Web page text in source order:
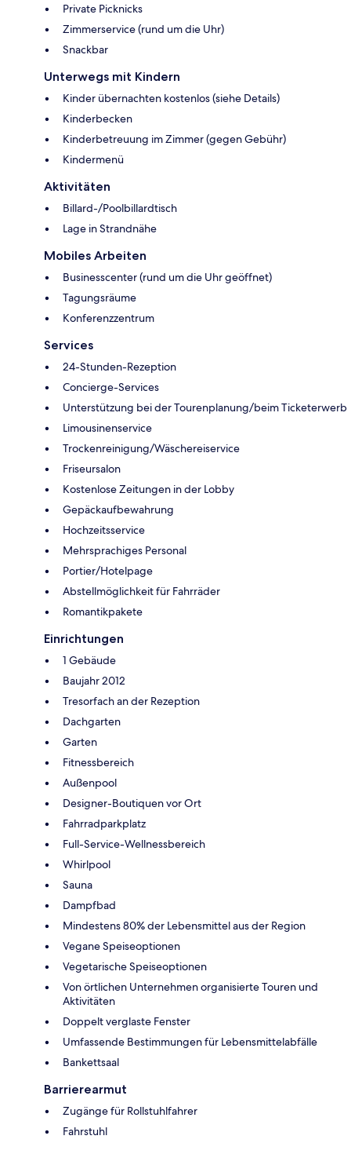
Private Picknicks
Zimmerservice (rund um die Uhr)
Snackbar
Unterwegs mit Kindern
Kinder übernachten kostenlos (siehe Details)
Kinderbecken
Kinderbetreuung im Zimmer (gegen Gebühr)
Kindermenü
Aktivitäten
Billard-/Poolbillardtisch
Lage in Strandnähe
Mobiles Arbeiten
Businesscenter (rund um die Uhr geöffnet)
Tagungsräume
Konferenzzentrum
Services
24-Stunden-Rezeption
Concierge-Services
Unterstützung bei der Tourenplanung/beim Ticketerwerb
Limousinenservice
Trockenreinigung/Wäschereiservice
Friseursalon
Kostenlose Zeitungen in der Lobby
Gepäckaufbewahrung
Hochzeitsservice
Mehrsprachiges Personal
Portier/Hotelpage
Abstellmöglichkeit für Fahrräder
Romantikpakete
Einrichtungen
1 Gebäude
Baujahr 2012
Tresorfach an der Rezeption
Dachgarten
Garten
Fitnessbereich
Außenpool
Designer-Boutiquen vor Ort
Fahrradparkplatz
Full-Service-Wellnessbereich
Whirlpool
Sauna
Dampfbad
Mindestens 80% der Lebensmittel aus der Region
Vegane Speiseoptionen
Vegetarische Speiseoptionen
Von örtlichen Unternehmen organisierte Touren und
Aktivitäten
Doppelt verglaste Fenster
Umfassende Bestimmungen für Lebensmittelabfälle
Bankettsaal
Barrierearmut
Zugänge für Rollstuhlfahrer
Fahrstuhl